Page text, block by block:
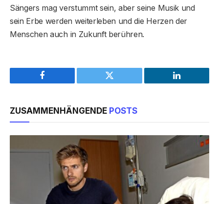
Sängers mag verstummt sein, aber seine Musik und
sein Erbe werden weiterleben und die Herzen der
Menschen auch in Zukunft berühren.
Facebook Twitter LinkedIn
ZUSAMMENHÄNGENDE POSTS